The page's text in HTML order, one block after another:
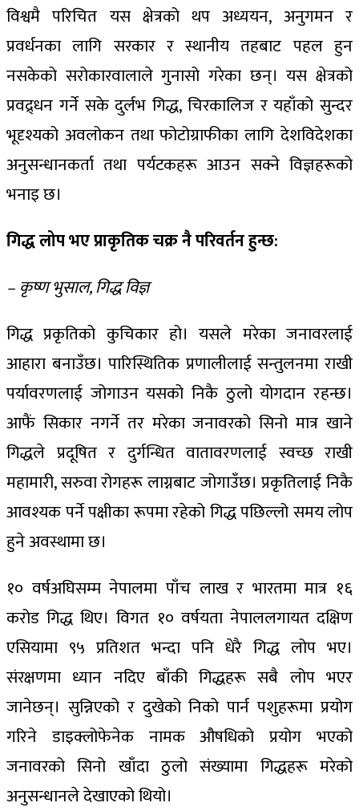
विश्वमै परिचित यस क्षेत्रको थप अध्ययन, अनुगमन र
प्रवर्धनका लागि सरकार र स्थानीय तहबाट पहल हुन
नसकेको सरोकारवालाले गुनासो गरेका छन्। यस क्षेत्रको
प्रवद्र्धन गर्ने सके दुर्लभ गिद्ध, चिरकालिज र यहाँको सुन्दर
भूदृश्यको अवलोकन तथा फोटोग्राफीका लागि देशविदेशका
अनुसन्धानकर्ता तथा पर्यटकहरू आउन सक्ने विज्ञहरूको
भनाइ छ।
गिद्ध लोप भए प्राकृतिक चक्र नै परिवर्तन हुन्छ:
– कृष्ण भुसाल, गिद्ध विज्ञ
गिद्ध प्रकृतिको कुचिकार हो। यसले मरेका जनावरलाई
आहारा बनाउँछ। पारिस्थितिक प्रणालीलाई सन्तुलनमा राखी
पर्यावरणलाई जोगाउन यसको निकै ठुलो योगदान रहन्छ।
आफैं सिकार नगर्ने तर मरेका जनावरको सिनो मात्र खाने
गिद्धले प्रदूषित र दुर्गन्धित वातावरणलाई स्वच्छ राखी
महामारी, सरुवा रोगहरू लाग्नबाट जोगाउँछ। प्रकृतिलाई निकै
आवश्यक पर्ने पक्षीका रूपमा रहेको गिद्ध पछिल्लो समय लोप
हुने अवस्थामा छ।
१० वर्षअघिसम्म नेपालमा पाँच लाख र भारतमा मात्र १६
करोड गिद्ध थिए। विगत १० वर्षयता नेपाललगायत दक्षिण
एसियामा ९५ प्रतिशत भन्दा पनि धेरै गिद्ध लोप भए।
संरक्षणमा ध्यान नदिए बाँकी गिद्धहरू सबै लोप भएर
जानेछन्। सुन्निएको र दुखेको निको पार्न पशुहरूमा प्रयोग
गरिने डाइक्लोफेनेक नामक औषधिको प्रयोग भएको
जनावरको सिनो खाँदा ठुलो संख्यामा गिद्धहरू मरेको
अनुसन्धानले देखाएको थियो।